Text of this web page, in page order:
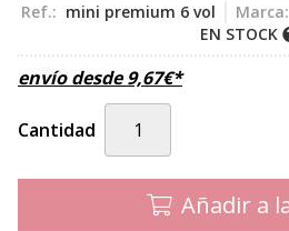
Ref.: mini premium 6 vol Marca:
EN STOCK
envío desde9,67€*
Cantidad
Añadir a